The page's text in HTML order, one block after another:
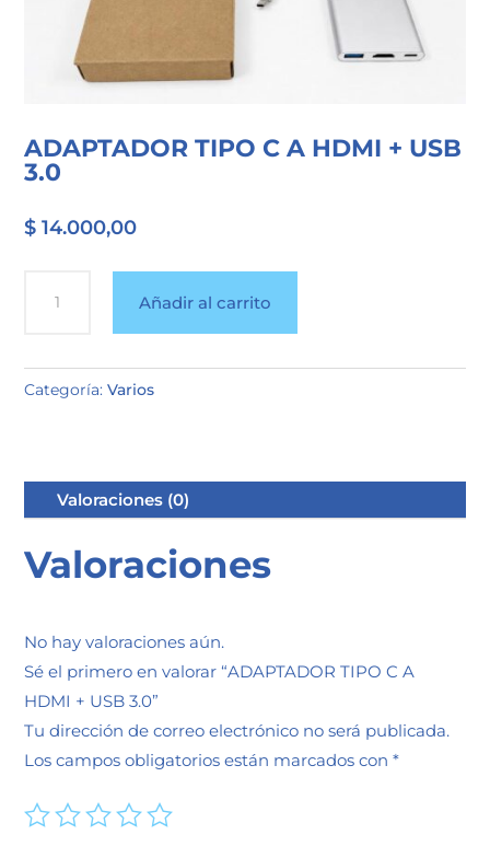
ADAPTADOR TIPO C A HDMI + USB
3.0
$ 14.000,00
TIPO
A
HDMI
cantidad
Añadir al carrito
Categoría:Varios
Valoraciones (0)
Valoraciones
No hay valoraciones aún.
Sé el primero en valorar “ADAPTADOR TIPO C A
HDMI + USB 3.0”
Tu dirección de correo electrónico no será publicada.
Los campos obligatorios están marcados con*